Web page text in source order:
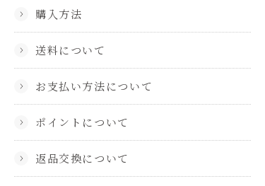
購入方法
送料について
お支払い方法について
ポイントについて
返品交換について